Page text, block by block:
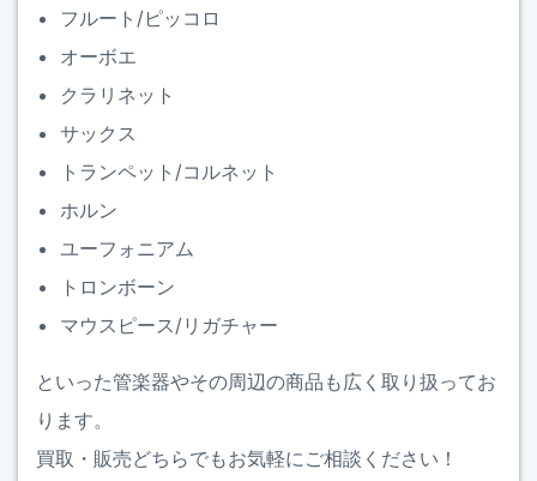
フルート/ピッコロ
オーボエ
クラリネット
サックス
トランペット/コルネット
ホルン
ユーフォニアム
トロンボーン
マウスピース/リガチャー
といった管楽器やその周辺の商品も広く取り扱ってお
ります。
買取・販売どちらでもお気軽にご相談ください！